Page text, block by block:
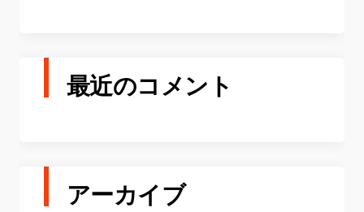
最近のコメント
アーカイブ